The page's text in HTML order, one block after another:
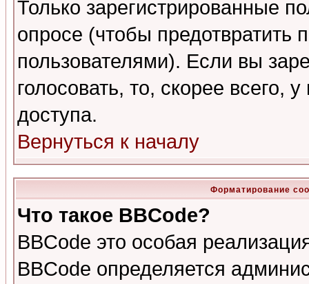
Только зарегистрированные
опросе (чтобы предотвратить
пользователями). Если вы
голосовать, то, скорее всего,
доступа.
Вернуться к началу
Форматирование
Что такое BBCode?
BBCode это особая
BBCode определяется